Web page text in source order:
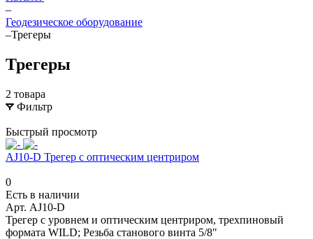
–
Геодезическое оборудование
–Трегеры
Трегеры
2 товара
Фильтр
Быстрый просмотр
AJ10-D Трегер с оптическим центриром
0
Есть в наличии
Арт. AJ10-D
Трегер с уровнем и оптическим центриром, трехпиновый
формата WILD; Резьба станового винта 5/8"